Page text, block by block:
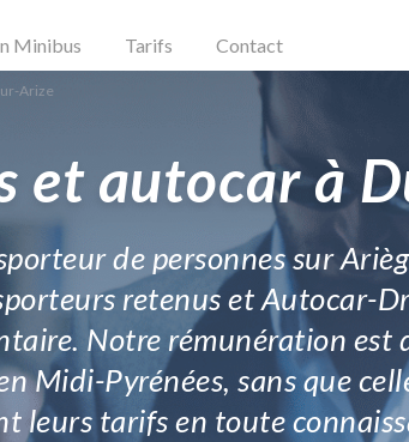
Minibus Tarifs Contact
Arize
et autocar à
de personnes sur
retenus et Autocar-
Notre rémunération
Midi-Pyrénées, sans que
leurs tarifs en toute